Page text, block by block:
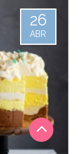
26
ABR